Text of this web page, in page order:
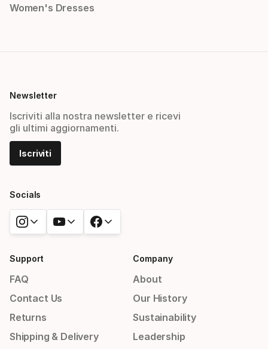
Women's Dresses
Newsletter
Iscriviti alla nostra newsletter e ricevi
gli ultimi aggiornamenti.
Iscriviti
Socials
Support
FAQ
Contact Us
Returns
Shipping & Delivery
Company
About
Our History
Sustainability
Leadership